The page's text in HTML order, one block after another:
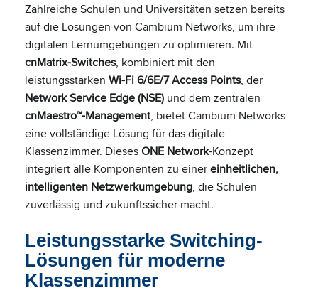
Zahlreiche Schulen und Universitäten setzen bereits
auf die Lösungen von Cambium Networks, um ihre
digitalen Lernumgebungen zu optimieren. Mit
cnMatrix-Switches, kombiniert mit den
leistungsstarken Wi-Fi 6/6E/7 Access Points, der
Network Service Edge (NSE) und dem zentralen
cnMaestro™-Management, bietet Cambium Networks
eine vollständige Lösung für das digitale
Klassenzimmer. DiesesONE Network-Konzept
integriert alle Komponenten zu einereinheitlichen,
intelligenten Netzwerkumgebung, die Schulen
zuverlässig und zukunftssicher macht.
Leistungsstarke Switching-
Lösungen für moderne
Klassenzimmer